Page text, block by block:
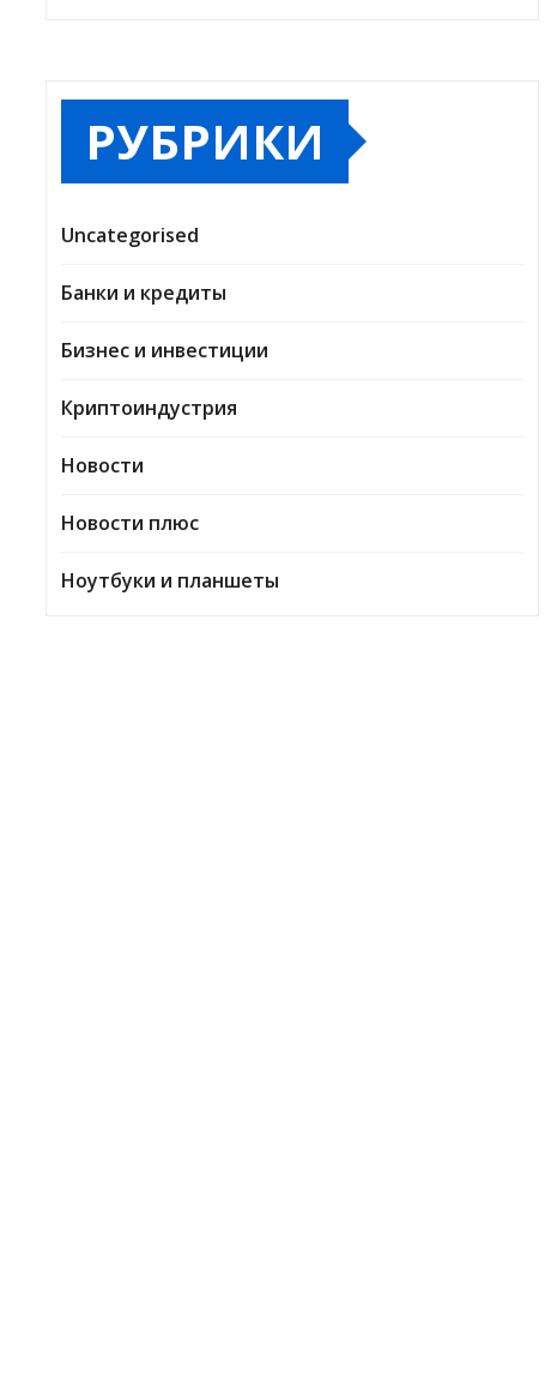
РУБРИКИ
Uncategorised
Банки и кредиты
Бизнес и инвестиции
Криптоиндустрия
Новости
Новости плюс
Ноутбуки и планшеты